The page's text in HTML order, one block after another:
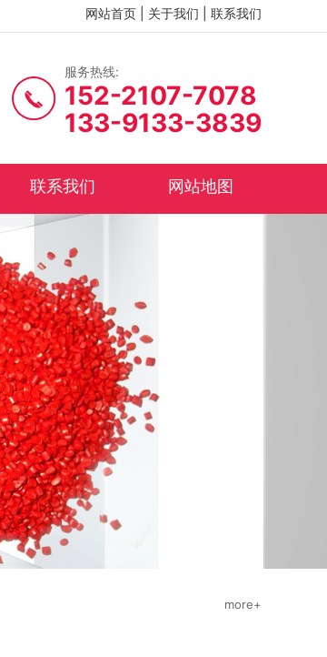
网站首页 关于我们 联系我们
服务热线:
152-2107-7078
133-9133-3839
联系我们 网站地图
more+